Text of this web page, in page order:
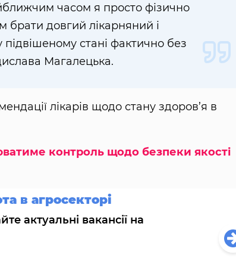
часом я просто фізично
довгий лікарняний і
стані фактично без
Магалецька.
лікарів щодо стану здоров’я в
контроль щодо безпеки якості
в агросекторі
актуальні вакансії на